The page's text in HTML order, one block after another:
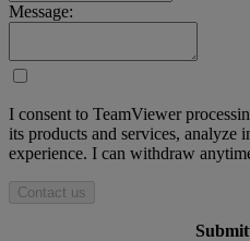
Message:
I consent to TeamViewer
its products and services, analyze
experience. I can withdraw
Contact us